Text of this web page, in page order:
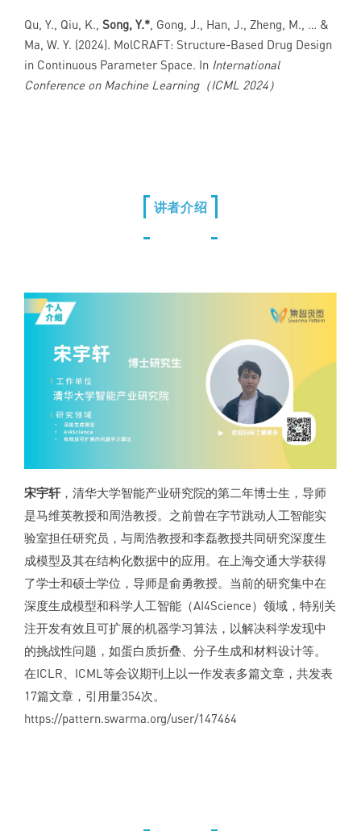
Qu, Y., Qiu, K., Song, Y.*, Gong, J., Han, J., Zheng, M., … &
Ma, W. Y. (2024). MolCRAFT: Structure-Based Drug Design
in Continuous Parameter Space. In International
Conference on Machine Learning（ICML 2024）
讲者介绍
宋宇轩，清华大学智能产业研究院的第二年博士生，导师
是马维英教授和周浩教授。之前曾在字节跳动人工智能实
验室担任研究员，与周浩教授和李磊教授共同研究深度生
成模型及其在结构化数据中的应用。在上海交通大学获得
了学士和硕士学位，导师是俞勇教授。当前的研究集中在
深度生成模型和科学人工智能（AI4Science）领域，特别关
注开发有效且可扩展的机器学习算法，以解决科学发现中
的挑战性问题，如蛋白质折叠、分子生成和材料设计等。
在ICLR、ICML等会议期刊上以一作发表多篇文章，共发表
17篇文章，引用量354次。
https://pattern.swarma.org/user/147464